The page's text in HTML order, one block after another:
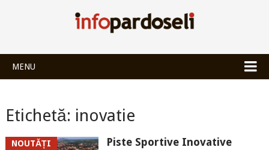
MENU
Etichetă: inovatie
NOUTĂȚI
Piste Sportive Inovative